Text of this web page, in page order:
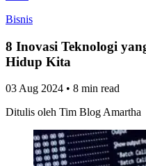
Bisnis
8 Inovasi Teknologi
Hidup Kita
03 Aug 2024 • 8 min read
Ditulis oleh Tim Blog Amartha